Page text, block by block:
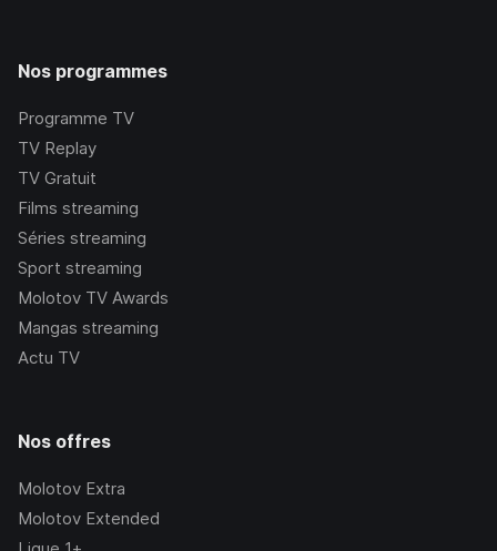
Nos programmes
Programme TV
TV Replay
TV Gratuit
Films streaming
Séries streaming
Sport streaming
Molotov TV Awards
Mangas streaming
Actu TV
Nos offres
Molotov Extra
Molotov Extended